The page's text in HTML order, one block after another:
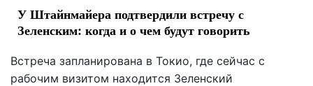
У Штайнмайера подтвердили встречу с
Зеленским: когда и о чем будут говорить
Встреча запланирована в Токио, где сейчас с
рабочим визитом находится Зеленский